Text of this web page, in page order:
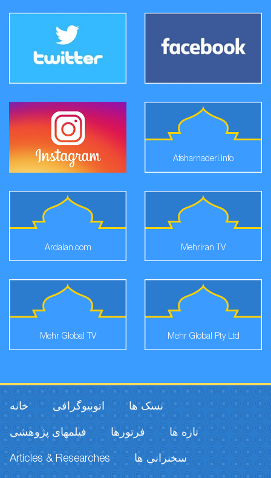
Afsharnaderi.info
Ardalan.com Mehriran TV
Mehr Global TV Mehr Global Pty Ltd
خانه اتوبیوگرافی نسک ها
فیلمهای پژوهشی فرتورها تازه ها
Articles & Researches سخنرانی ها